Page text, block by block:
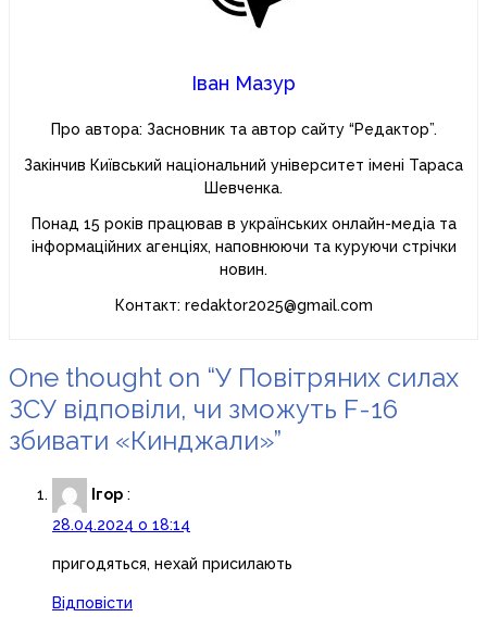
Іван Мазур
Про автора: Засновник та автор сайту “Редактор”.
Закінчив Київський національний університет імені Тараса
Шевченка.
Понад 15 років працював в українських онлайн-медіа та
інформаційних агенціях, наповнюючи та куруючи стрічки
новин.
Контакт: redaktor2025@gmail.com
One thought on “У Повітряних силах
ЗСУ відповіли, чи зможуть F-16
збивати «Кинджали»”
Ігор :
28.04.2024 о 18:14
пригодяться, нехай присилають
Відповісти